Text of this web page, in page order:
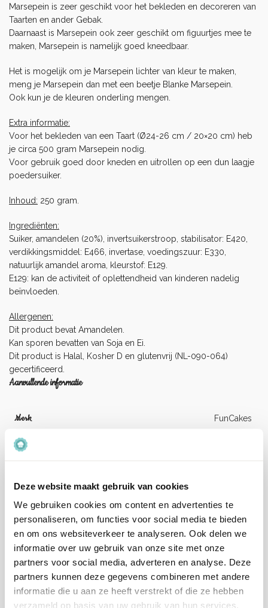
Deze website maakt gebruik van cookies
We gebruiken cookies om content en advertenties te
personaliseren, om functies voor social media te bieden
en om ons websiteverkeer te analyseren. Ook delen we
informatie over uw gebruik van onze site met onze
partners voor social media, adverteren en analyse. Deze
partners kunnen deze gegevens combineren met andere
informatie die u aan ze heeft verstrekt of die ze hebben
verzameld op basis van uw gebruik van hun services.
Marsepein is zeer geschikt voor het bekleden en decoreren van
Taarten en ander Gebak.
Daarnaast is Marsepein ook zeer geschikt om figuurtjes mee te
maken, Marsepein is namelijk goed kneedbaar.
Het is mogelijk om je Marsepein lichter van kleur te maken,
meng je Marsepein dan met een beetje Blanke Marsepein
Ook kun je de kleuren onderling mengen.
Extra informatie:
Voor het bekleden van een Taart (Ø24-26 cm / 20×20 cm) heb
je circa 500 gram Marsepein nodig.
Voor gebruik goed door kneden en uitrollen op een dun laagje
poedersuiker.
Inhoud: 250 gram.
Ingrediënten:
Suiker, amandelen (20%), invertsuikerstroop, stabilisator: E420,
verdikkingsmiddel: E466, invertase, voedingszuur: E330,
natuurlijk amandel aroma, kleurstof: E129.
E129: kan de activiteit of oplettendheid van kinderen nadelig
beïnvloeden.
Allergenen:
Dit product bevat Amandelen.
Kan sporen bevatten van Soja en Ei.
Dit product is Halal, Kosher D en glutenvrij (NL-090-064)
gecertificeerd.
Aanvullende informatie
Merk FunCakes
Kleur
Artikelnummer
Beoordelingen
Er zijn nog geen beoordelingen.